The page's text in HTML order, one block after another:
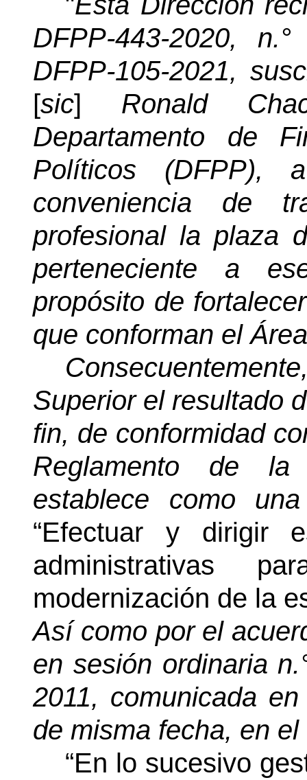
DFPP-443-2020,
DFPP-105-2021,
[sic] Ronald
Departamento de
Políticos (DFPP),
conveniencia de
profesional la plaza
perteneciente a
propósito de
que conforman el
Superior el resultado
fin, de conformidad
Reglamento de la
establece como
“Efectuar y dirigir
administrativas
modernización de la
Así como por el
en sesión ordinaria
2011, comunicada
de misma fecha, en
“En lo sucesivo